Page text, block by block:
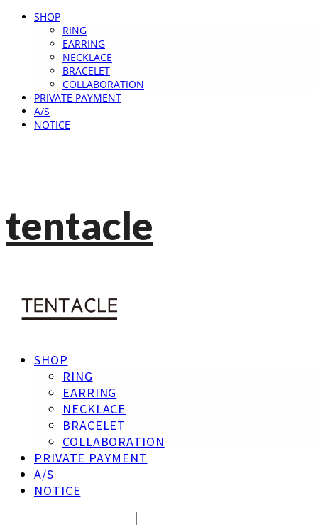
SHOP
RING
EARRING
NECKLACE
BRACELET
COLLABORATION
PRIVATE PAYMENT
A/S
NOTICE
tentacle
SHOP
RING
EARRING
NECKLACE
BRACELET
COLLABORATION
PRIVATE PAYMENT
A/S
NOTICE